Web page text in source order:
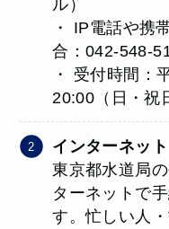
ル）
・ IP電話や携
合：042-548-
・ 受付時間：
20:00（日・祝
インターネット
東京都水道局
ターネットで
す。忙しい人